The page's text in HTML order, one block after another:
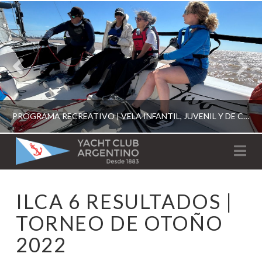
PROGRAMA RECREATIVO | VELA INFANTIL, JUVENIL Y DE CRUCERO 2026
ESCUELA RECREATIVA 2026
YACHT
CLUB
ARGENTINO
ILCA 6 RESULTADOS |
TORNEO DE OTOÑO
2022